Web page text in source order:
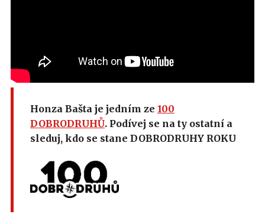
Honza Bašta je jedním ze 100
DOBRODRUHŮ. Podívej se na ty ostatní a
sleduj, kdo se stane DOBRODRUHY ROKU